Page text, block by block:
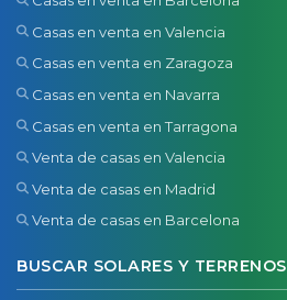
Casas en venta en Valencia
Casas en venta en Zaragoza
Casas en venta en Navarra
Casas en venta en Tarragona
Venta de casas en Valencia
Venta de casas en Madrid
Venta de casas en Barcelona
BUSCAR SOLARES Y TERRENOS